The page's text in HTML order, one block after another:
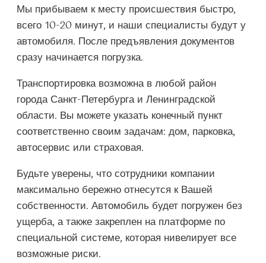
Мы прибываем к месту происшествия быстро,
всего 10-20 минут, и наши специалисты будут у
автомобиля. После предъявления документов
сразу начинается погрузка.
Транспортировка возможна в любой район
города Санкт-Петербурга и Ленинградской
области. Вы можете указать конечный пункт
соответственно своим задачам: дом, парковка,
автосервис или страховая.
Будьте уверены, что сотрудники компании
максимально бережно отнесутся к Вашей
собственности. Автомобиль будет погружен без
ущерба, а также закреплен на платформе по
специальной системе, которая нивелирует все
возможные риски.